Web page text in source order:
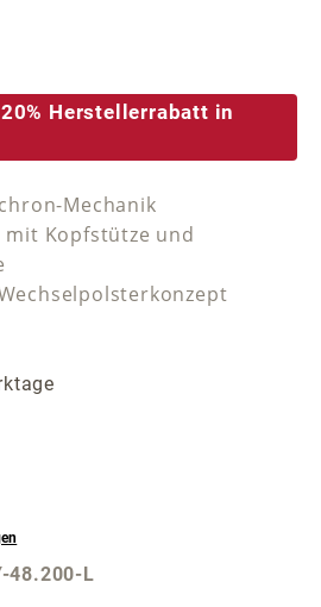
von 5 von 5 Sternen
Herstellerrabatt in
Mechanik
Kopfstütze und
48.200-L